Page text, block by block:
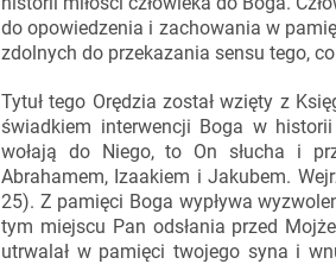
do opowiedzenia i zachowania w
zdolnych do przekazania sensu tego,
Tytuł tego Orędzia został wzięty z
świadkiem interwencji Boga w
wołają do Niego, to On słucha i
Abrahamem, Izaakiem i Jakubem.
25). Z pamięci Boga wypływa
tym miejscu Pan odsłania przed
utrwalał w pamięci twojego syna i